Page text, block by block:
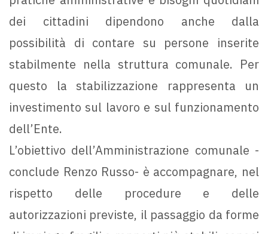
dei cittadini dipendono anche dalla
possibilità di contare su persone inserite
stabilmente nella struttura comunale. Per
questo la stabilizzazione rappresenta un
investimento sul lavoro e sul funzionamento
dell’Ente.
L’obiettivo dell’Amministrazione comunale -
conclude Renzo Russo- è accompagnare, nel
rispetto delle procedure e delle
autorizzazioni previste, il passaggio da forme